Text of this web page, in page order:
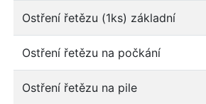
Ostření řetězu (1ks) základní
Ostření řetězu na počkání
Ostření řetězu na pile